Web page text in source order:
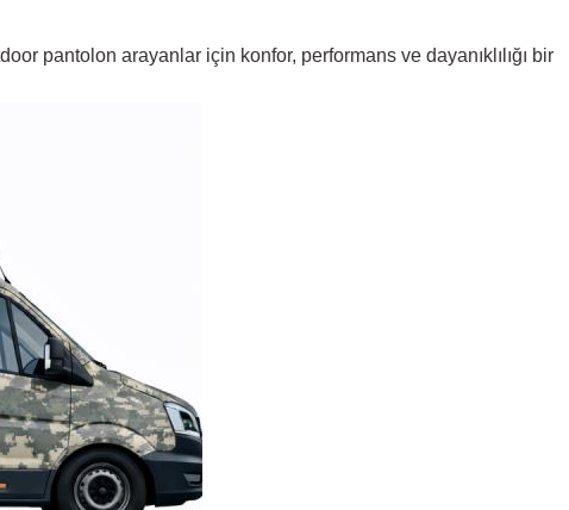
pantolon arayanlar için konfor, performans ve dayanıklılığı bir